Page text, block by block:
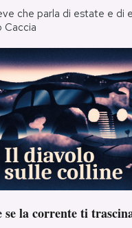
che parla di estate e di
se la corrente ti